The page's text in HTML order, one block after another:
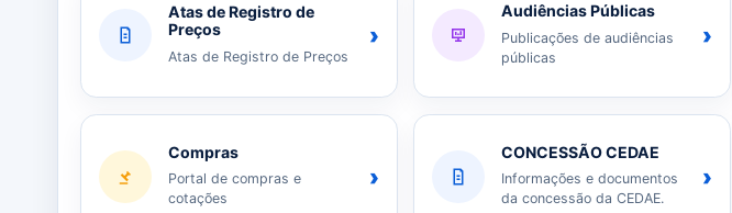
Atas de Registro de
Preços
Atas de Registro de Preços
›
Audiências Públicas
Publicações de audiências
públicas
›
Compras
Portal de compras e
cotações
›
CONCESSÃO CEDAE
Informações e documentos
da concessão da CEDAE.
›